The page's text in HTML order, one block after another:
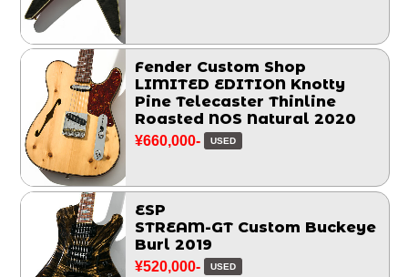
Fender Custom Shop
LIMITED EDITION Knotty
Pine Telecaster Thinline
Roasted NOS Natural 2020
¥660,000- USED
ESP
STREAM-GT Custom Buckeye
Burl 2019
¥520,000- USED